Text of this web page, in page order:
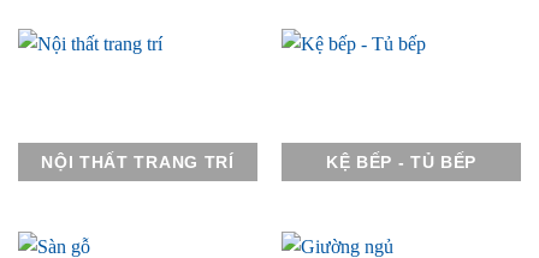
NỘI THẤT TRANG TRÍ KỆ BẾP - TỦ BẾP